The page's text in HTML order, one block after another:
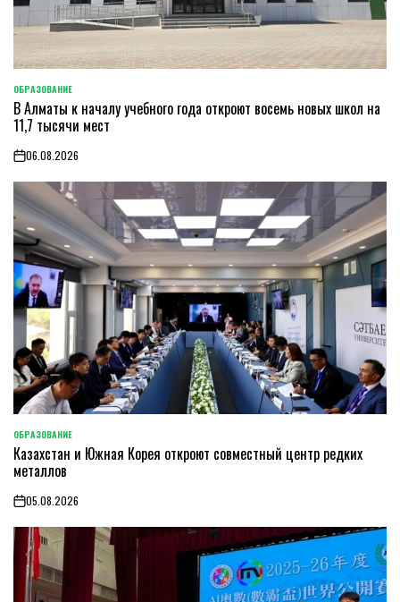
POSTED
IN
ОБРАЗОВАНИЕ
В Алматы к началу учебного года откроют восемь новых школ на
11,7 тысячи мест
on06.08.2026
POSTED
IN
ОБРАЗОВАНИЕ
Казахстан и Южная Корея откроют совместный центр редких
металлов
on05.08.2026